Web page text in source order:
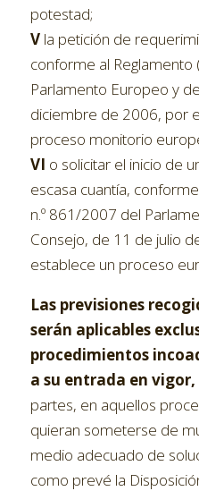
potestad;
Vla petición de
conforme al Reglamento
Parlamento Europeo y
diciembre de 2006, por
proceso monitorio
VI o solicitar el inicio de
escasa cuantía,
n.º 861/2007 del
Consejo, de 11 de julio
establece un proceso
Las previsiones
serán aplicables
procedimientos
a su entrada en vigor,
partes, en aquellos
quieran someterse de
medio adecuado de
como prevé la